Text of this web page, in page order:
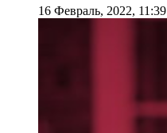
16 Февраль, 2022, 11:39